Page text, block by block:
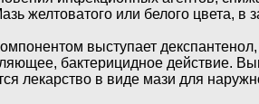
или белого цвета, в
выступает
бактерицидное действие.
лекарство в виде мази для